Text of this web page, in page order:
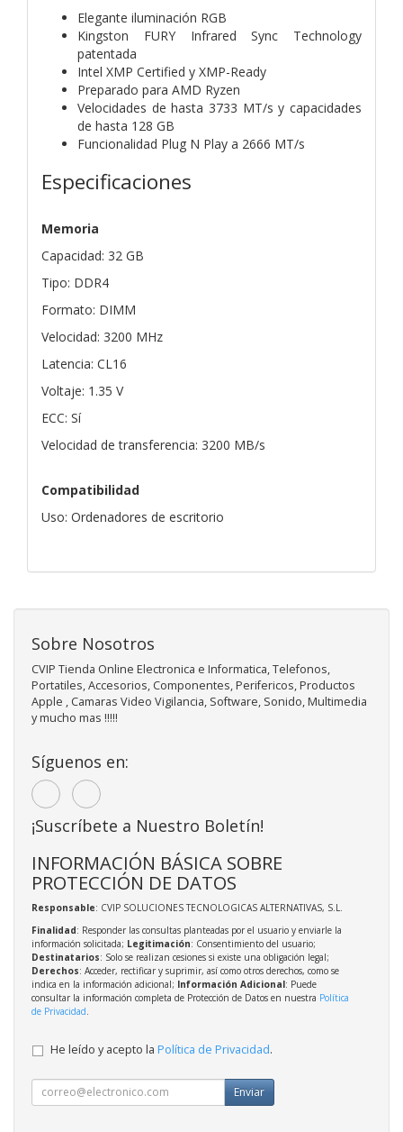
Elegante iluminación RGB
Kingston FURY Infrared Sync Technology
patentada
Intel XMP Certified y XMP-Ready
Preparado para AMD Ryzen
Velocidades de hasta 3733 MT/s y capacidades
de hasta 128 GB
Funcionalidad Plug N Play a 2666 MT/s
Especificaciones
Memoria
Capacidad: 32 GB
Tipo: DDR4
Formato: DIMM
Velocidad: 3200 MHz
Latencia: CL16
Voltaje: 1.35 V
ECC: Sí
Velocidad de transferencia: 3200 MB/s
Compatibilidad
Uso: Ordenadores de escritorio
Sobre Nosotros
CVIP Tienda Online Electronica e Informatica, Telefonos,
Portatiles, Accesorios, Componentes, Perifericos, Productos
Apple , Camaras Video Vigilancia, Software, Sonido, Multimedia
y mucho mas !!!!!
Síguenos en:
¡Suscríbete a Nuestro Boletín!
INFORMACIÓN BÁSICA SOBRE
PROTECCIÓN DE DATOS
Responsable: CVIP SOLUCIONES TECNOLOGICAS ALTERNATIVAS, S.L.
Finalidad: Responder las consultas planteadas por el usuario y enviarle la
información solicitada; Legitimación: Consentimiento del usuario;
Destinatarios: Solo se realizan cesiones si existe una obligación legal;
Derechos: Acceder, rectificar y suprimir, así como otros derechos, como se
indica en la información adicional; Información Adicional: Puede
consultar la información completa de Protección de Datos en nuestra Política
de Privacidad
He leído y acepto la Política de Privacidad.
Enviar